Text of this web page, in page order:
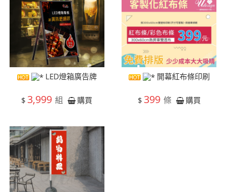
LED燈箱廣告牌
$ 3,999 組 購買
開幕紅布條印刷
$ 399 條 購買